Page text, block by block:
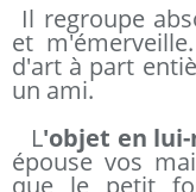
Il regroupe
et
d'art à part
un ami.
L'objet en
épouse vos
que le petit